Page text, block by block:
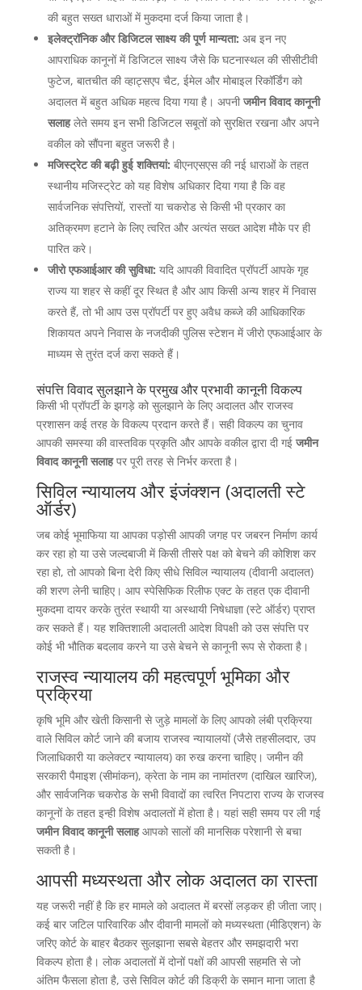
की बहुत सख्त धाराओं में मुकदमा दर्ज किया जाता है।
इलेक्ट्रॉनिक और डिजिटल साक्ष्य की पूर्ण मान्यता: अब इन नए
आपराधिक कानूनों में डिजिटल साक्ष्य जैसे कि घटनास्थल की सीसीटीवी
फुटेज, बातचीत की व्हाट्सएप चैट, ईमेल और मोबाइल रिकॉर्डिंग को
अदालत में बहुत अधिक महत्व दिया गया है। अपनीजमीन विवाद कानूनी
सलाहलेते समय इन सभी डिजिटल सबूतों को सुरक्षित रखना और अपने
वकील को सौंपना बहुत जरूरी है।
मजिस्ट्रेट की बढ़ी हुई शक्तियां: बीएनएसएस की नई धाराओं के तहत
स्थानीय मजिस्ट्रेट को यह विशेष अधिकार दिया गया है कि वह
सार्वजनिक संपत्तियों, रास्तों या चकरोड से किसी भी प्रकार का
अतिक्रमण हटाने के लिए त्वरित और अत्यंत सख्त आदेश मौके पर ही
पारित करे।
जीरो एफआईआर की सुविधा: यदि आपकी विवादित प्रॉपर्टी आपके गृह
राज्य या शहर से कहीं दूर स्थित है और आप किसी अन्य शहर में निवास
करते हैं, तो भी आप उस प्रॉपर्टी पर हुए अवैध कब्जे की आधिकारिक
शिकायत अपने निवास के नजदीकी पुलिस स्टेशन में जीरो एफआईआर के
माध्यम से तुरंत दर्ज करा सकते हैं।
संपत्ति विवाद सुलझाने के प्रमुख और प्रभावी कानूनी विकल्प
किसी भी प्रॉपर्टी के झगड़े को सुलझाने के लिए अदालत और राजस्व
प्रशासन कई तरह के विकल्प प्रदान करते हैं। सही विकल्प का चुनाव
आपकी समस्या की वास्तविक प्रकृति और आपके वकील द्वारा दी गई जमीन
विवाद कानूनी सलाहपर पूरी तरह से निर्भर करता है।
सिविल न्यायालय और इंजंक्शन (अदालती स्टे
ऑर्डर)
जब कोई भूमाफिया या आपका पड़ोसी आपकी जगह पर जबरन निर्माण कार्य
कर रहा हो या उसे जल्दबाजी में किसी तीसरे पक्ष को बेचने की कोशिश कर
रहा हो, तो आपको बिना देरी किए सीधे सिविल न्यायालय (दीवानी अदालत)
की शरण लेनी चाहिए। आप स्पेसिफिक रिलीफ एक्ट के तहत एक दीवानी
मुकदमा दायर करके तुरंत स्थायी या अस्थायी निषेधाज्ञा (स्टे ऑर्डर) प्राप्त
कर सकते हैं। यह शक्तिशाली अदालती आदेश विपक्षी को उस संपत्ति पर
कोई भी भौतिक बदलाव करने या उसे बेचने से कानूनी रूप से रोकता है।
राजस्व न्यायालय की महत्वपूर्ण भूमिका और
प्रक्रिया
कृषि भूमि और खेती किसानी से जुड़े मामलों के लिए आपको लंबी प्रक्रिया
वाले सिविल कोर्ट जाने की बजाय राजस्व न्यायालयों (जैसे तहसीलदार, उप
जिलाधिकारी या कलेक्टर न्यायालय) का रुख करना चाहिए। जमीन की
सरकारी पैमाइश (सीमांकन), क्रेता के नाम का नामांतरण (दाखिल खारिज),
और सार्वजनिक चकरोड के सभी विवादों का त्वरित निपटारा राज्य के राजस्व
कानूनों के तहत इन्ही विशेष अदालतों में होता है। यहां सही समय पर ली गई
जमीन विवाद कानूनी सलाहआपको सालों की मानसिक परेशानी से बचा
सकती है।
आपसी मध्यस्थता और लोक अदालत का रास्ता
यह जरूरी नहीं है कि हर मामले को अदालत में बरसों लड़कर ही जीता जाए।
कई बार जटिल पारिवारिक और दीवानी मामलों को मध्यस्थता (मीडिएशन) के
जरिए कोर्ट के बाहर बैठकर सुलझाना सबसे बेहतर और समझदारी भरा
विकल्प होता है। लोक अदालतों में दोनों पक्षों की आपसी सहमति से जो
अंतिम फैसला होता है, उसे सिविल कोर्ट की डिक्री के समान माना जाता है